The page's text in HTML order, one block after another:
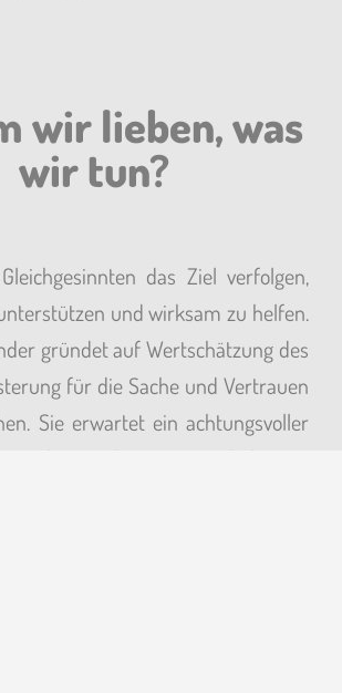
wir lieben, was
wir tun?
das Ziel verfolgen,
und wirksam zu helfen.
gründet auf Wertschätzung des
für die Sache und Vertrauen
Sie erwartet ein achtungsvoller
und Tieren. Wir laden Sie